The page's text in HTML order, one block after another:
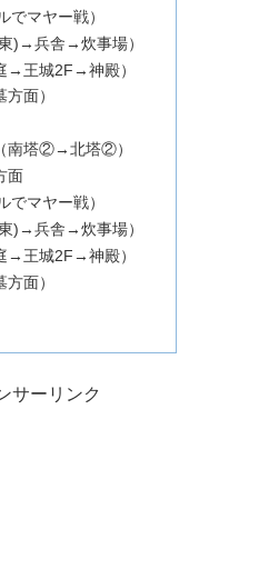
でマヤー戦）
)→兵舎→炊事場）
→王城2F→神殿）
面）
南塔②→北塔②）
面
でマヤー戦）
)→兵舎→炊事場）
→王城2F→神殿）
面）
サーリンク